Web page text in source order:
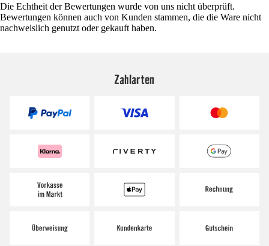
Die Echtheit der Bewertungen wurde von uns nicht überprüft.
Bewertungen können auch von Kunden stammen, die die Ware nicht
nachweislich genutzt oder gekauft haben.
Zahlarten